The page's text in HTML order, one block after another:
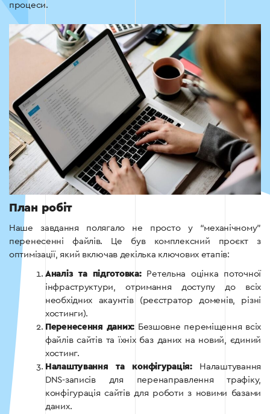
процеси.
План робіт
Наше завдання полягало не просто у “механічному”
перенесенні файлів. Це був комплексний проєкт з
оптимізації, який включав декілька ключових етапів:
Аналіз та підготовка:Ретельна оцінка поточної
інфраструктури, отримання доступу до всіх
необхідних акаунтів (реєстратор доменів, різні
хостинги).
Перенесення даних: Безшовне переміщення всіх
файлів сайтів та їхніх баз даних на новий, єдиний
хостинг.
Налаштування та конфігурація:Налаштування
DNS-записів для перенаправлення трафіку,
конфігурація сайтів для роботи з новими базами
даних.